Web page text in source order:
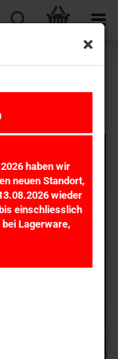
haben wir
neuen Standort,
wieder
einschliesslich
Lagerware,
-